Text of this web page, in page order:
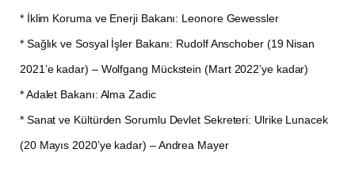
* İklim Koruma ve Enerji Bakanı: Leonore Gewessler
* Sağlık ve Sosyal İşler Bakanı: Rudolf Anschober (19 Nisan
2021’e kadar) – Wolfgang Mückstein (Mart 2022’ye kadar)
* Adalet Bakanı: Alma Zadic
* Sanat ve Kültürden Sorumlu Devlet Sekreteri: Ulrike Lunacek
(20 Mayıs 2020’ye kadar) – Andrea Mayer